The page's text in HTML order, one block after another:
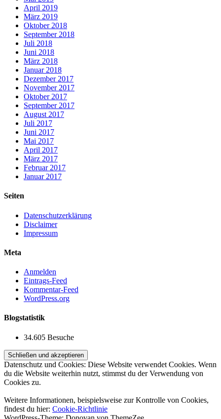
April 2019
März 2019
Oktober 2018
September 2018
Juli 2018
Juni 2018
März 2018
Januar 2018
Dezember 2017
November 2017
Oktober 2017
September 2017
August 2017
Juli 2017
Juni 2017
Mai 2017
April 2017
März 2017
Februar 2017
Januar 2017
Seiten
Datenschutzerklärung
Disclaimer
Impressum
Meta
Anmelden
Eintrags-Feed
Kommentar-Feed
WordPress.org
Blogstatistik
34.605 Besuche
Datenschutz und Cookies: Diese Website verwendet Cookies. Wenn
du die Website weiterhin nutzt, stimmst du der Verwendung von
Cookies zu.
Weitere Informationen, beispielsweise zur Kontrolle von Cookies,
findest du hier: Cookie-Richtlinie